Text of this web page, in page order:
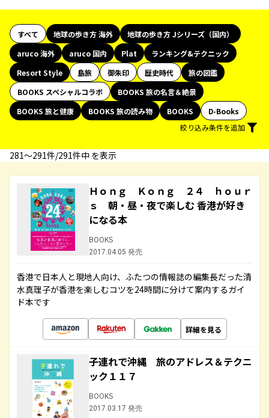
すべて 地球の歩き方 海外
地球の歩き方 Jシリーズ（国内）
aruco 海外
aruco 国内 Plat
ランキング&テクニック
Resort Style
島旅 御朱印 歴史時代
旅の図鑑
BOOKS スペシャルコラボ
BOOKS 旅の名言＆絶景
BOOKS 旅と健康
BOOKS 旅の読み物 BOOKS
D-Books
絞り込み条件を追加
281〜291件/291件中 を表示
Ｈｏｎｇ Ｋｏｎｇ ２４ ｈｏｕｒ
ｓ 朝・昼・夜で楽しむ 香港が好き
になる本
BOOKS
2017.04.05 発売
香港で日本人と現地人向け、ふたつの情報誌の編集長だった清
水真理子が香港を楽しむコツを24時間に分けて案内するガイ
ド本です
詳細を見る
子連れで沖縄 旅のアドレス＆テクニ
ック１１７
BOOKS
2017.03.17 発売